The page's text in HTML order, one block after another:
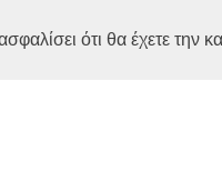
ότι θα έχετε την